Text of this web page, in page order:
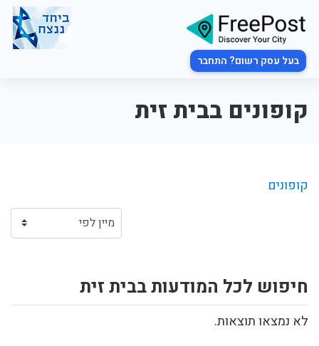
בעל עסק רשום? התחבר
קופונים בבית זית
קופונים
חיפוש לכל המודעות בבית זית
לא נמצאו תוצאות.